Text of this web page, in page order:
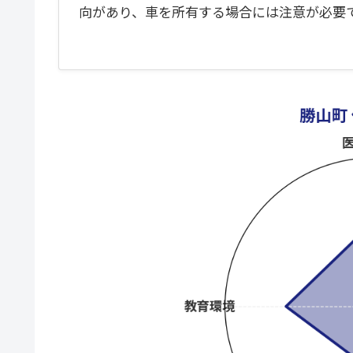
向があり、車を所有する場合には注意が必要